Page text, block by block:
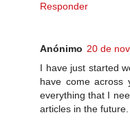
Responder
Anónimo 20 de
I have just started
have come across
everything that I
articles in the future.